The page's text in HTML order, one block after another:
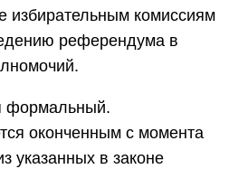
избирательным комиссиям
референдума в
формальный.
оконченным с момента
указанных в законе